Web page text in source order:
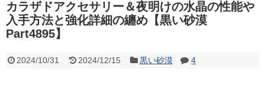
カラザドアクセサリー＆夜明けの水晶の性能や
入手方法と強化詳細の纏め【黒い砂漠
Part4895】
2024/10/31 2024/12/15 黒い砂漠 4